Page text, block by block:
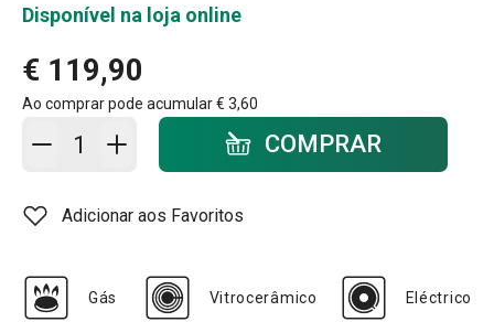
Disponível na loja online
€ 119,90
Ao comprar pode acumular€ 3,60
Adicionar ao carrinho - quantidadeCOMPRAR
Adicionar aos Favoritos
Gás Vitrocerâmico Eléctrico